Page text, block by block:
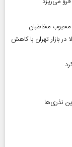
مخاطبان
۱۴۰۵ | افت قیمت طلا در بازار تهران با کاهش
نذری‌ها